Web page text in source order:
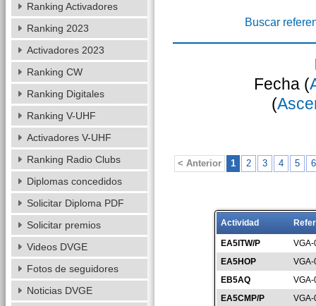
Buscar
Fecha (
(
< Anterior 1 2 3 4 5 6
Actividad
EA5ITW/P
EA5HOP
EB5AQ
EA5CMP/P
Ranking Activadores
Ranking 2023
Activadores 2023
Ranking CW
Ranking Digitales
Ranking V-UHF
Activadores V-UHF
Ranking Radio Clubs
Diplomas concedidos
Solicitar Diploma PDF
Solicitar premios
Videos DVGE
Fotos de seguidores
Noticias DVGE